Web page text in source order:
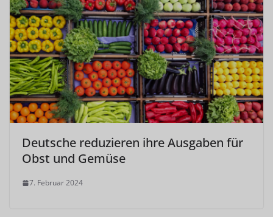
Deutsche reduzieren ihre Ausgaben für
Obst und Gemüse
7. Februar 2024